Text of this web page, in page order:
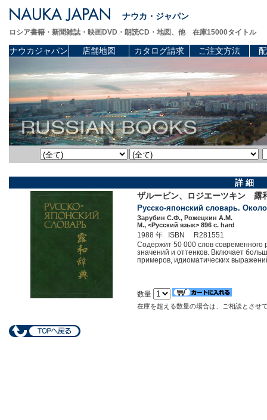
ナウカ・ジャパン
ロシア書籍・新聞雑誌・映画DVD・朗読CD・地図、他 在庫15000タイトル
ナウカジャパン 店舗地図 カタログ請求 ご注文方法
詳 細
ザルービン、ロジエーツキン
Русско-японский словарь.
Зарубин С.Ф., Рожецкин А.М.
М., <Русский язык> 896 c. hard
1988 年 ISBN R281551
Содержит 50 000 слов современного
значений и оттенков. Включает
примеров, идиоматических
数量
在庫を超える数量の場合は、ご相談とさせ